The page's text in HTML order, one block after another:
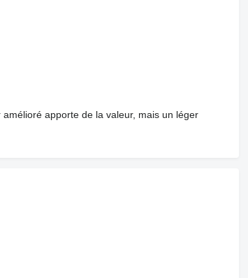
apporte de la valeur, mais un léger